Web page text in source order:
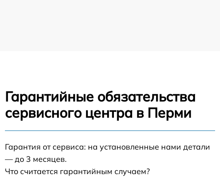
Гарантийные обязательства
сервисного центра в Перми
Гарантия от сервиса: на установленные нами детали
— до 3 месяцев.
Что считается гарантийным случаем?